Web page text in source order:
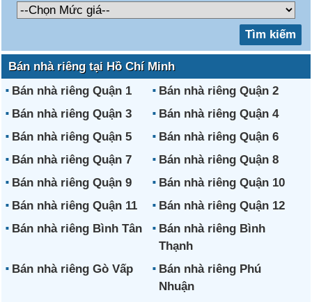
Bán nhà riêng tại Hồ Chí Minh
Bán nhà riêng Quận 1
Bán nhà riêng Quận 2
Bán nhà riêng Quận 3
Bán nhà riêng Quận 4
Bán nhà riêng Quận 5
Bán nhà riêng Quận 6
Bán nhà riêng Quận 7
Bán nhà riêng Quận 8
Bán nhà riêng Quận 9
Bán nhà riêng Quận 10
Bán nhà riêng Quận 11
Bán nhà riêng Quận 12
Bán nhà riêng Bình Tân
Bán nhà riêng Bình
Thạnh
Bán nhà riêng Gò Vấp
Bán nhà riêng Phú
Nhuận